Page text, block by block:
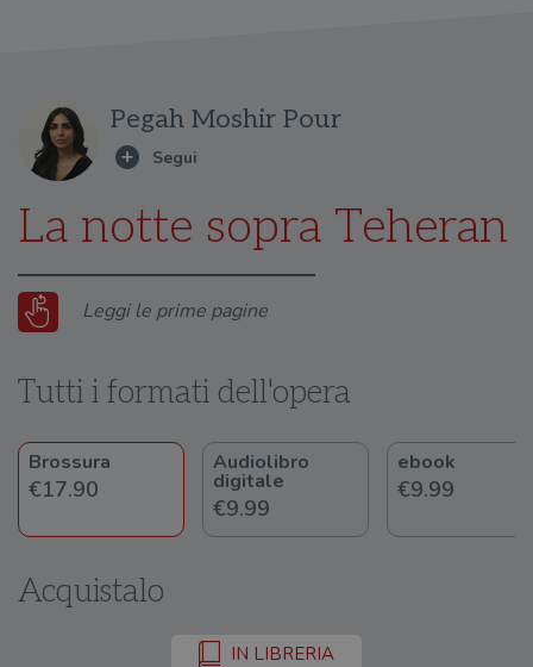
Pegah Moshir Pour
La notte sopra Teheran
Leggi le prime pagine
Tutti i formati dell'opera
Brossura
€17.90
Audiolibro
digitale
€9.99
ebook
€9.99
Acquistalo
IN LIBRERIA